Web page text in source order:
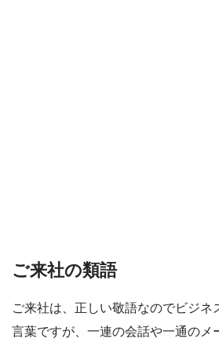
ご来社の類語
ご来社は、正しい敬語なのでビジネ
言葉ですが、一連の会話や一通のメ